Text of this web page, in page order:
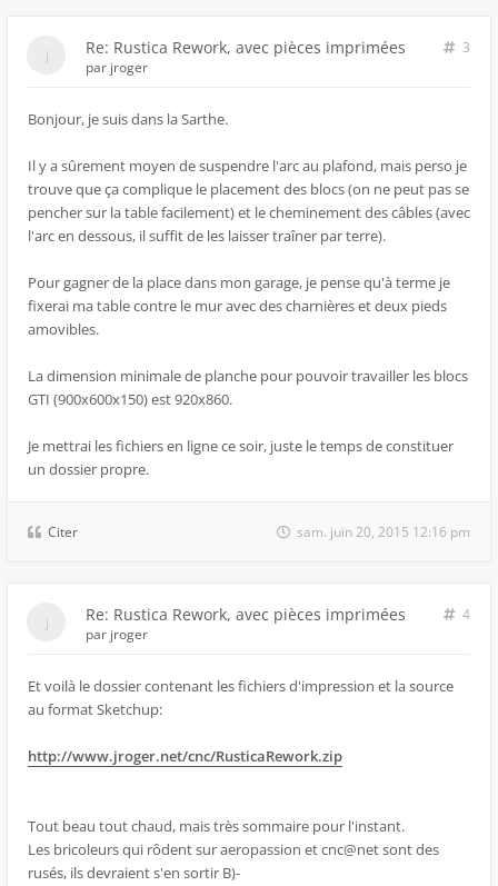
Re: Rustica Rework, avec pièces imprimées
3
par jroger
Bonjour, je suis dans la Sarthe.
Il y a sûrement moyen de suspendre l'arc au plafond, mais perso je
trouve que ça complique le placement des blocs (on ne peut pas se
pencher sur la table facilement) et le cheminement des câbles (avec
l'arc en dessous, il suffit de les laisser traîner par terre).
Pour gagner de la place dans mon garage, je pense qu'à terme je
fixerai ma table contre le mur avec des charnières et deux pieds
amovibles.
La dimension minimale de planche pour pouvoir travailler les blocs
GTI (900x600x150) est 920x860.
Je mettrai les fichiers en ligne ce soir, juste le temps de constituer
un dossier propre.
Citer sam. juin 20, 2015 12:16 pm
Re: Rustica Rework, avec pièces imprimées
4
par jroger
Et voilà le dossier contenant les fichiers d'impression et la source
au format Sketchup:
http://www.jroger.net/cnc/RusticaRework.zip
Tout beau tout chaud, mais très sommaire pour l'instant.
Les bricoleurs qui rôdent sur aeropassion et cnc@net sont des
rusés, ils devraient s'en sortir B)-